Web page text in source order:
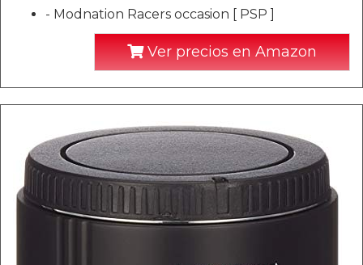
- Modnation Racers occasion [ PSP ]
Ver precios en Amazon